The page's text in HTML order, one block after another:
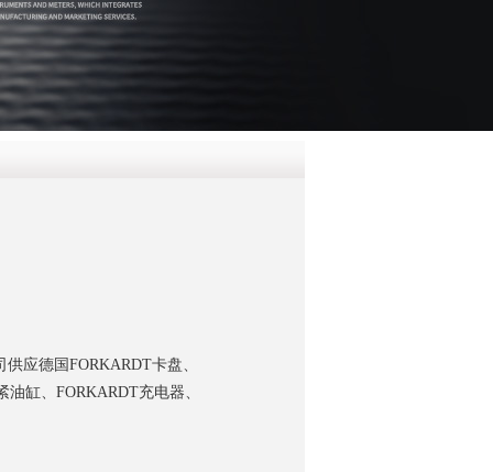
应德国FORKARDT卡盘、
缸、FORKARDT充电器、